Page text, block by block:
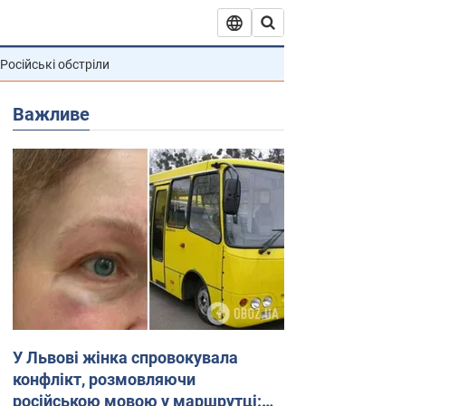
Російські обстріли
Важливе
У Львові жінка спровокувала
конфлікт, розмовляючи
російською мовою у маршрутці: